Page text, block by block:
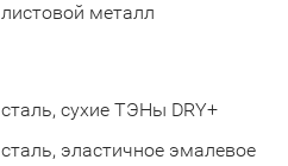
листовой металл
сталь, сухие ТЭНы DRY+
сталь, эластичное эмалевое